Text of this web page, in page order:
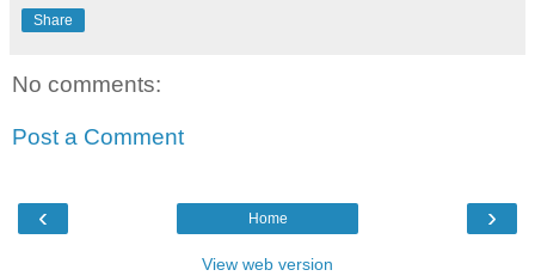
Share
No comments:
Post a Comment
‹ ›
Home
View web version